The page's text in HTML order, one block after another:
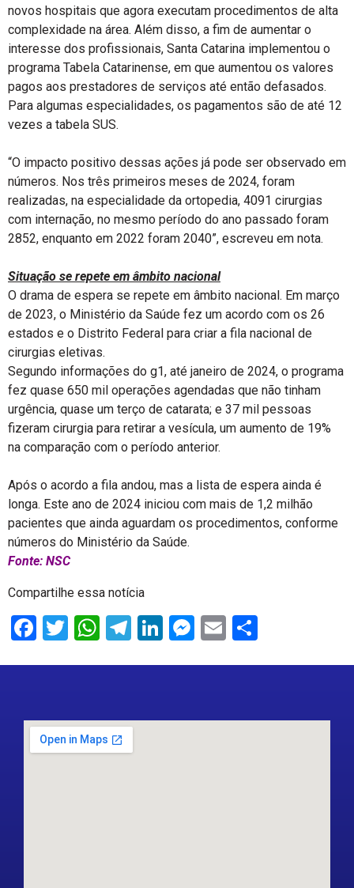
novos hospitais que agora executam procedimentos de alta
complexidade na área. Além disso, a fim de aumentar o
interesse dos profissionais, Santa Catarina implementou o
programa Tabela Catarinense, em que aumentou os valores
pagos aos prestadores de serviços até então defasados.
Para algumas especialidades, os pagamentos são de até 12
vezes a tabela SUS.
“O impacto positivo dessas ações já pode ser observado em
números. Nos três primeiros meses de 2024, foram
realizadas, na especialidade da ortopedia, 4091 cirurgias
com internação, no mesmo período do ano passado foram
2852, enquanto em 2022 foram 2040”, escreveu em nota.
Situação se repete em âmbito nacional
O drama de espera se repete em âmbito nacional. Em março
de 2023, o Ministério da Saúde fez um acordo com os 26
estados e o Distrito Federal para criar a fila nacional de
cirurgias eletivas.
Segundo informações do g1, até janeiro de 2024, o programa
fez quase 650 mil operações agendadas que não tinham
urgência, quase um terço de catarata; e 37 mil pessoas
fizeram cirurgia para retirar a vesícula, um aumento de 19%
na comparação com o período anterior.
Após o acordo a fila andou, mas a lista de espera ainda é
longa. Este ano de 2024 iniciou com mais de 1,2 milhão
pacientes que ainda aguardam os procedimentos, conforme
números do Ministério da Saúde.
Fonte: NSC
Compartilhe essa notícia
Facebook
Twitter
WhatsApp
Telegram
LinkedIn
Messenger
Email